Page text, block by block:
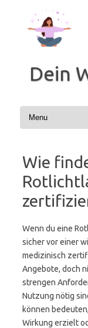
springen
Dein
Wie
Wenn du eine
sicher vor einer
medizinisch
Angebote, doch
strengen
Nutzung nötig
können
Wirkung erzielt